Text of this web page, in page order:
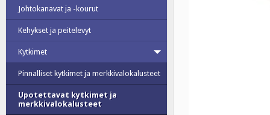
Johtokanavat ja -kourut
Kehykset ja peitelevyt
Kytkimet
Pinnalliset kytkimet ja merkkivalokalusteet
Upotettavat kytkimet ja
merkkivalokalusteet